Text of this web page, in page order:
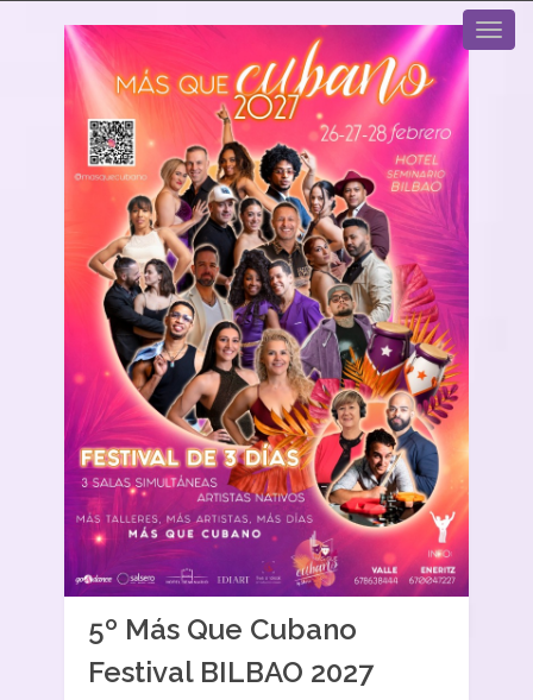
5º Más Que Cubano
Festival BILBAO 2027